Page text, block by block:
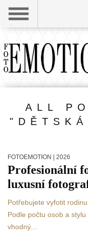
ALL
FOTOEMOTION | 2026
Profesionální
luxusní
Potřebujete vyfotit
Podle počtu osob a
vhodný...